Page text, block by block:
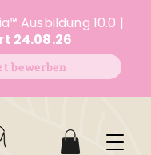
™ Ausbildung 10.0 |
24.08.26
bewerben